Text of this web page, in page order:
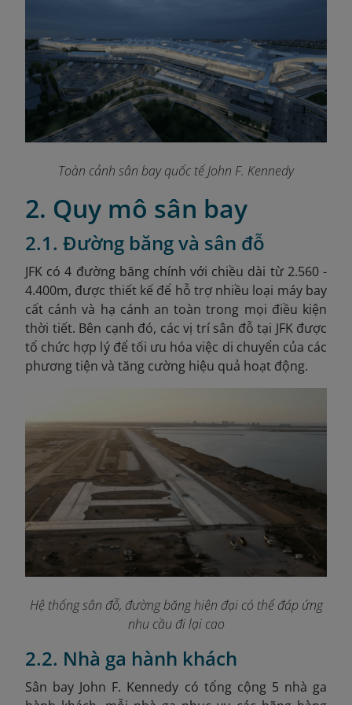
Toàn cảnh sân bay quốc tế John F. Kennedy
2. Quy mô sân bay
2.1. Đường băng và sân đỗ
JFK có 4 đường băng chính với chiều dài từ 2.560 -
4.400m, được thiết kế để hỗ trợ nhiều loại máy bay
cất cánh và hạ cánh an toàn trong mọi điều kiện
thời tiết. Bên cạnh đó, các vị trí sân đỗ tại JFK được
tổ chức hợp lý để tối ưu hóa việc di chuyển của các
phương tiện và tăng cường hiệu quả hoạt động.
Hệ thống sân đỗ, đường băng hiện đại có thể đáp ứng
nhu cầu đi lại cao
2.2. Nhà ga hành khách
Sân bay John F. Kennedy có tổng cộng 5 nhà ga